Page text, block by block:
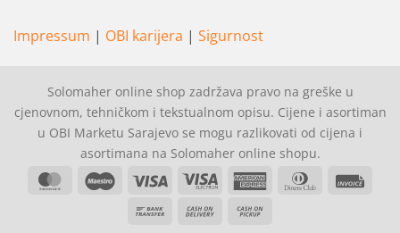
Impressum | OBI karijera | Sigurnost
Solomaher online shop zadržava pravo na greške u
cjenovnom, tehničkom i tekstualnom opisu. Cijene i asortiman
u OBI Marketu Sarajevo se mogu razlikovati od cijena i
asortimana na Solomaher online shopu.
MasterCardMaestro Visa
Visa
American Dinners
Bank
Cash